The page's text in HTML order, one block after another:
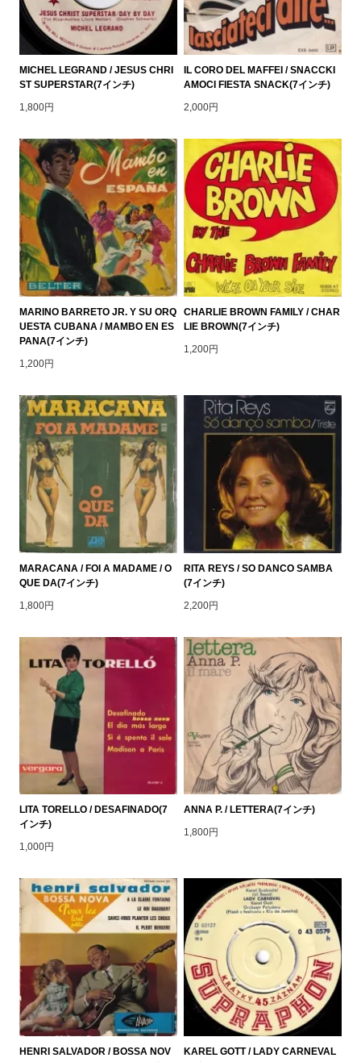
MICHEL LEGRAND / JESUS CHRI
ST SUPERSTAR(7インチ)
1,800円
IL CORO DEL MAFFEI / SNACCKI
AMOCI FIESTA SNACK(7インチ)
2,000円
MARINO BARRETO JR. Y SU ORQ
UESTA CUBANA / MAMBO EN ES
PANA(7インチ)
1,200円
CHARLIE BROWN FAMILY / CHAR
LIE BROWN(7インチ)
1,200円
MARACANA / FOI A MADAME / O
QUE DA(7インチ)
1,800円
RITA REYS / SO DANCO SAMBA
(7インチ)
2,200円
LITA TORELLO / DESAFINADO(7
インチ)
1,000円
ANNA P. / LETTERA(7インチ)
1,800円
HENRI SALVADOR / BOSSA NOV
KAREL GOTT / LADY CARNEVAL